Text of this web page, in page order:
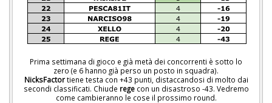
Prima settimana di gioco e già metà dei concorrenti è sotto lo
zero (e 6 hanno già perso un posto in squadra).
NicksFactortiene testa con +43 punti, distaccandosi di molto dai
secondi classificati. Chiude regecon un disastroso -43. Vedremo
come cambieranno le cose il prossimo round.